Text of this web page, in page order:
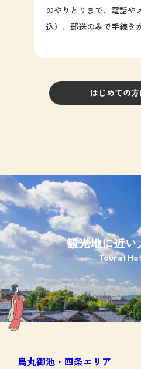
のやりとりまで、電話や
込）、郵送のみで手続き
はじめての
観光地に近
Tourist
烏丸御池・四条エリア